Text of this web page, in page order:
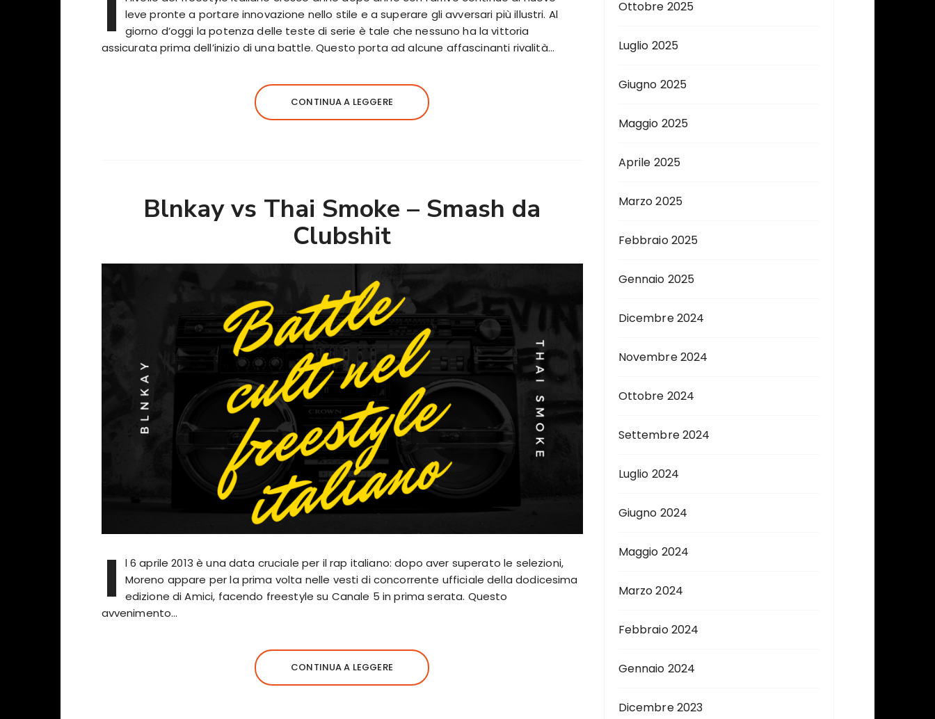
leve pronte a portare innovazione nello stile e a superare gli avversari più illustri. Al
giorno d’oggi la potenza delle teste di serie è tale che nessuno ha la vittoria
assicurata prima dell’inizio di una battle. Questo porta ad alcune affascinanti rivalità…
CONTINUA A LEGGERE
Blnkay vs Thai Smoke – Smash da
Clubshit
I
l 6 aprile 2013 è una data cruciale per il rap italiano: dopo aver superato le selezioni,
Moreno appare per la prima volta nelle vesti di concorrente ufficiale della dodicesima
edizione di Amici, facendo freestyle su Canale 5 in prima serata. Questo
avvenimento…
CONTINUA A LEGGERE
Ottobre 2025
Luglio 2025
Giugno 2025
Maggio 2025
Aprile 2025
Marzo 2025
Febbraio 2025
Gennaio 2025
Dicembre 2024
Novembre 2024
Ottobre 2024
Settembre 2024
Luglio 2024
Giugno 2024
Maggio 2024
Marzo 2024
Febbraio 2024
Gennaio 2024
Dicembre 2023